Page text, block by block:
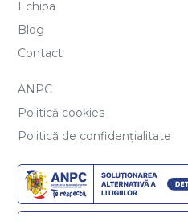
Echipa
Blog
Contact
ANPC
Politică cookies
Politică de confidențialitate